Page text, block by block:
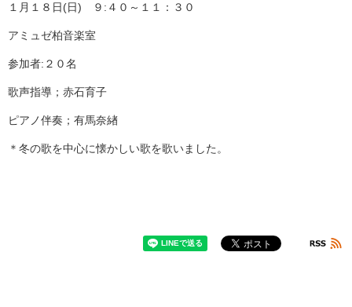
１月１８日(日) ９:４０～１１：３０
アミュゼ柏音楽室
参加者:２０名
歌声指導；赤石育子
ピアノ伴奏；有馬奈緖
＊冬の歌を中心に懐かしい歌を歌いました。